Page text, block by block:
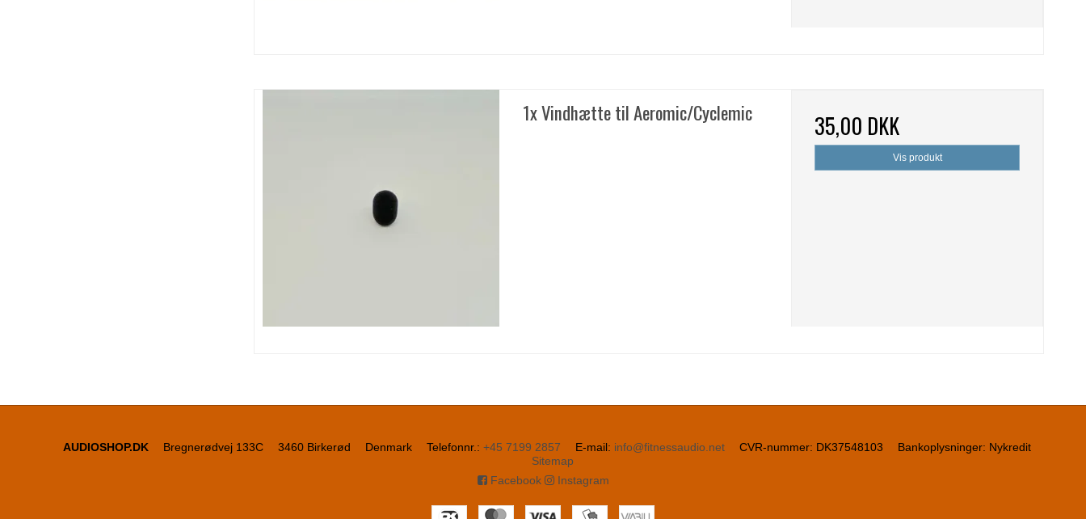
1x Vindhætte til Aeromic/Cyclemic 35,00 DKK
Vis produkt
AUDIOSHOP.DK Bregnerødvej 133C 3460 Birkerød Denmark Telefonnr. : +45 7199 2857 E-mail: info@fitnessaudio.net CVR-nummer: DK37548103 Bankoplysninger: Nykredit
Sitemap
Facebook
Instagram